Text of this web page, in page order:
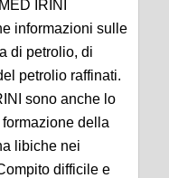
IRINI
informazioni sulle
di petrolio, di
petrolio raffinati.
sono anche lo
della
libiche nei
difficile e